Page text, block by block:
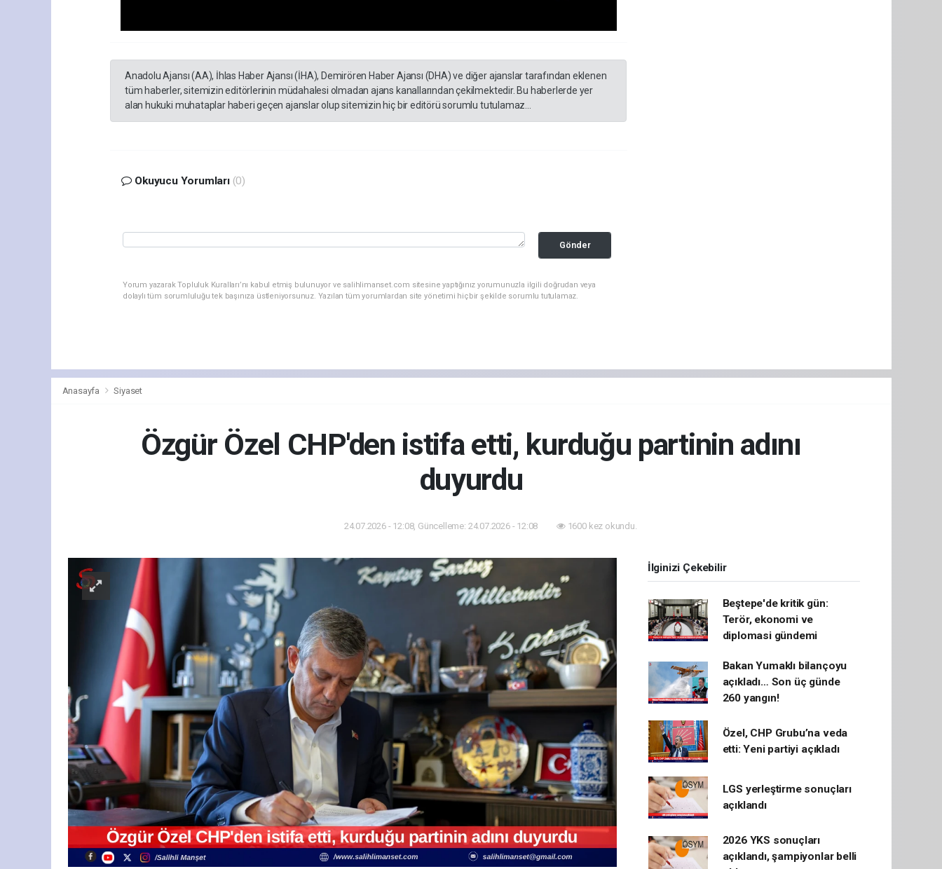
Anadolu Ajansı (AA), İhlas Haber Ajansı (İHA), Demirören Haber Ajansı (DHA) ve diğer ajanslar tarafından eklenen
tüm haberler, sitemizin editörlerinin müdahalesi olmadan ajans kanallarından çekilmektedir. Bu haberlerde yer
alan hukuki muhataplar haberi geçen ajanslar olup sitemizin hiç bir editörü sorumlu tutulamaz...
Okuyucu Yorumları (0)
Gönder
Yorum yazarak Topluluk Kuralları’nı kabul etmiş bulunuyor ve salihlimanset.com sitesine yaptığınız yorumunuzla ilgili doğrudan veya
dolaylı tüm sorumluluğu tek başınıza üstleniyorsunuz. Yazılan tüm yorumlardan site yönetimi hiçbir şekilde sorumlu tutulamaz.
Anasayfa Siyaset
Özgür Özel CHP'den istifa etti, kurduğu partinin adını
duyurdu
24.07.2026 - 12:08, Güncelleme: 24.07.2026 - 12:08 1600 kez okundu.
İlginizi Çekebilir
Beştepe'de kritik gün:
Terör, ekonomi ve
diplomasi gündemi
Bakan Yumaklı bilançoyu
açıkladı… Son üç günde
260 yangın!
Özel, CHP Grubu’na veda
etti: Yeni partiyi açıkladı
LGS yerleştirme sonuçları
açıklandı
2026 YKS sonuçları
açıklandı, şampiyonlar belli